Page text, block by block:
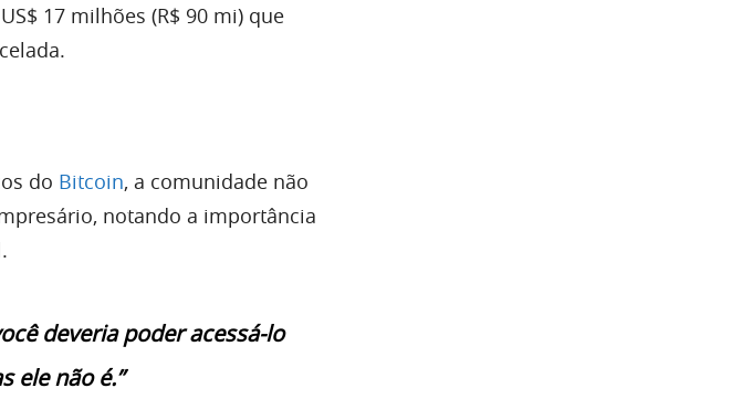
17 milhões (R$ 90 mi) que
do Bitcoin, a comunidade não
notando a importância
deveria poder acessá-lo
ele não é.”